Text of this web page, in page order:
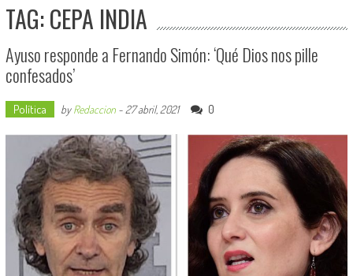
TAG: CEPA INDIA
Ayuso responde a Fernando Simón: ‘Qué Dios nos pille
confesados’
Política byRedaccion- 27 abril, 2021 0